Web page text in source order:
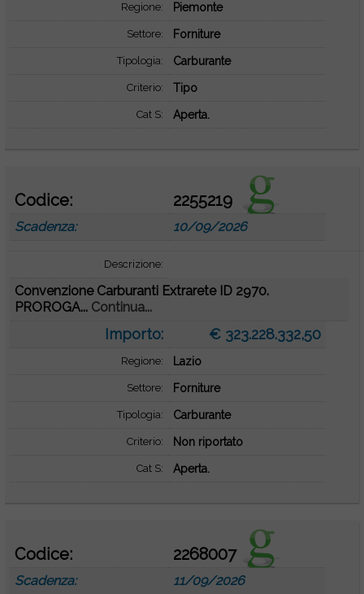
Regione: Piemonte
Settore: Forniture
Tipologia: Carburante
Criterio: Tipo
Cat S: Aperta.
Codice: 2255219
Scadenza: 10/09/2026
Descrizione:
Convenzione Carburanti Extrarete ID 2970.
PROROGA... Continua...
Importo: € 323.228.332,50
Regione: Lazio
Settore: Forniture
Tipologia: Carburante
Criterio: Non riportato
Cat S: Aperta.
Codice: 2268007
Scadenza: 11/09/2026